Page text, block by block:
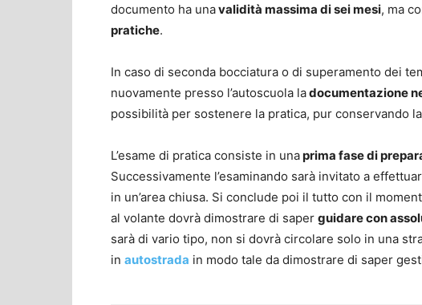
documento ha unavalidità massima di sei mesi, ma
pratiche.
In caso di seconda bocciatura o di superamento dei
nuovamente presso l’autoscuola ladocumentazione
possibilità per sostenere la pratica, pur conservando
L’esame di pratica consiste in unaprima fase di
Successivamente l’esaminando sarà invitato a
in un’area chiusa. Si conclude poi il tutto con il
al volante dovrà dimostrare di saper guidare con
sarà di vario tipo, non si dovrà circolare solo in una
in autostrada in modo tale da dimostrare di saper